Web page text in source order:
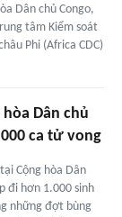
Dân chủ Congo,
tâm Kiểm soát
Phi (Africa CDC)
hòa Dân chủ
ca tử vong
Cộng hòa Dân
đi hơn 1.000 sinh
những đợt bùng